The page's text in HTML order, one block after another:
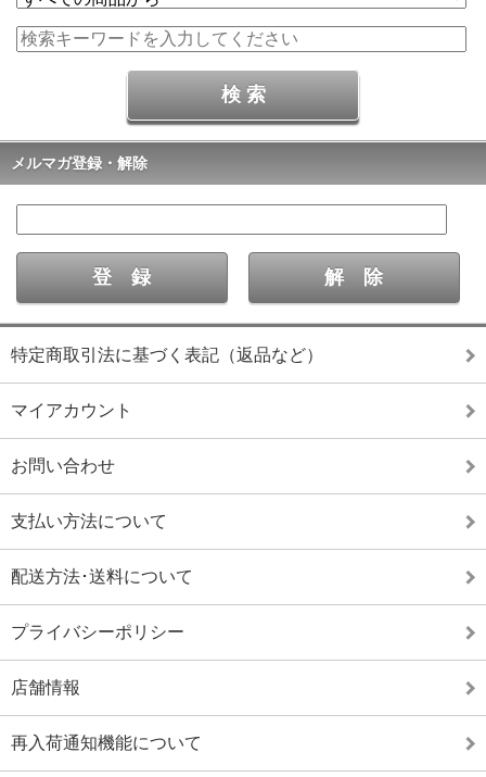
メルマガ登録・解除
特定商取引法に基づく表記（返品など）
マイアカウント
お問い合わせ
支払い方法について
配送方法･送料について
プライバシーポリシー
店舗情報
再入荷通知機能について